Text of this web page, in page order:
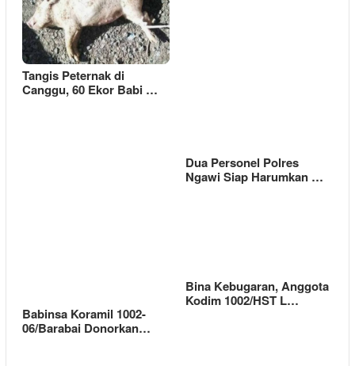
Tangis Peternak di
Canggu, 60 Ekor Babi …
Dua Personel Polres
Ngawi Siap Harumkan …
Babinsa Koramil 1002-
06/Barabai Donorkan…
Bina Kebugaran, Anggota
Kodim 1002/HST L…